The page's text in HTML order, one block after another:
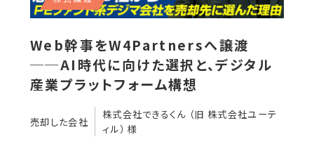
Web幹事をW4Partnersへ譲渡
──AI時代に向けた選択と、デジタル
産業プラットフォーム構想
売却した会社
株式会社できるくん （旧 株式会社ユーテ
ィル） 様